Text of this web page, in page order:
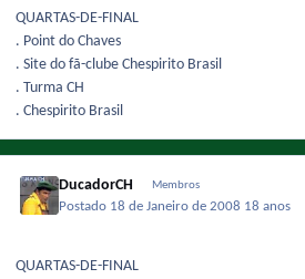
QUARTAS-DE-FINAL
. Point do Chaves
. Site do fã-clube Chespirito Brasil
. Turma CH
. Chespirito Brasil
DucadorCH Membros
Postado 18 de Janeiro de 2008 18 anos
QUARTAS-DE-FINAL